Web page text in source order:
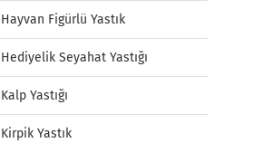
Hayvan Figürlü Yastık
Hediyelik Seyahat Yastığı
Kalp Yastığı
Kirpik Yastık